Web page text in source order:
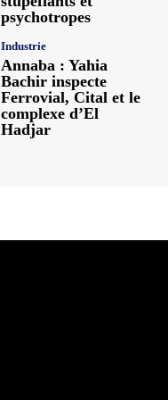
psychotropes
Industrie
Annaba : Yahia
Bachir inspecte
Ferrovial, Cital et le
complexe d’El
Hadjar